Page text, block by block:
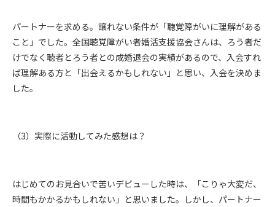
パートナーを求める。譲れない条件が「聴覚障がいに理解がある
こと」でした。全国聴覚障がい者婚活支援協会さんは、ろう者だ
けでなく聴者とろう者との成婚退会の実績があるので、入会すれ
ば理解ある方と「出会えるかもしれない」と思い、入会を決めま
した。
（3）実際に活動してみた感想は？
はじめてのお見合いで苦いデビューした時は、「こりゃ大変だ、
時間もかかるかもしれない」と思いました。しかし、パートナー